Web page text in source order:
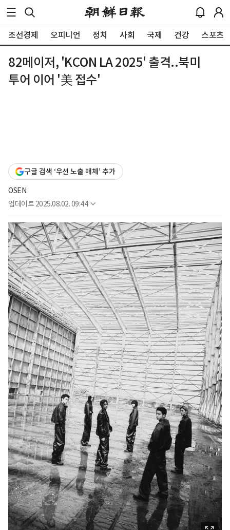
조선경제 오피니언 정치 사회 국제 건강 스포츠
82메이저, 'KCON LA 2025' 출격..북미
투어 이어 '美 접수'
구글 검색 ‘우선 노출 매체’ 추가
OSEN
업데이트 2025.08.02. 09:44